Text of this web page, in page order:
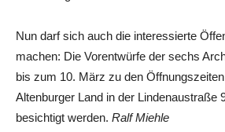
Nun darf sich auch die interessierte
machen: Die Vorentwürfe der sechs
bis zum 10. März zu den
Altenburger Land in der Lindenaustraße
besichtigt werden. Ralf Miehle